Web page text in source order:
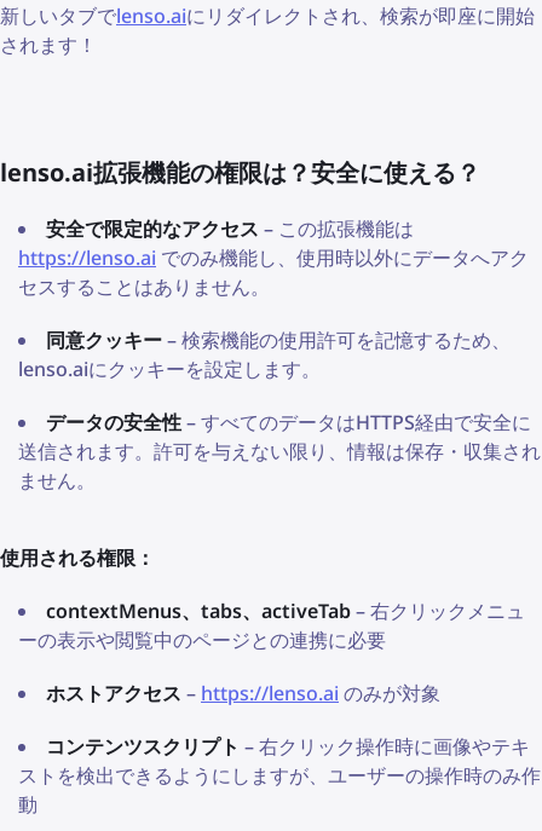
新しいタブでlenso.aiにリダイレクトされ、検索が即座に開始
されます！
lenso.ai拡張機能の権限は？安全に使える？
安全で限定的なアクセス – この拡張機能は
https://lenso.ai でのみ機能し、使用時以外にデータへアク
セスすることはありません。
同意クッキー– 検索機能の使用許可を記憶するため、
lenso.aiにクッキーを設定します。
データの安全性– すべてのデータはHTTPS経由で安全に
送信されます。許可を与えない限り、情報は保存・収集され
ません。
使用される権限：
contextMenus、tabs、activeTab– 右クリックメニュ
ーの表示や閲覧中のページとの連携に必要
ホストアクセス – https://lenso.ai のみが対象
コンテンツスクリプト – 右クリック操作時に画像やテキ
ストを検出できるようにしますが、ユーザーの操作時のみ作
動